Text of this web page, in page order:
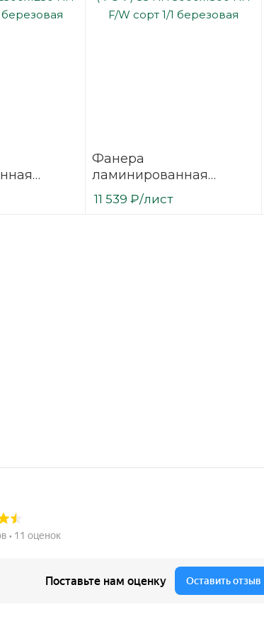
Фанера
ламинированная
(ФОФ) 35 мм 3000х1500
мм F/W сорт 1/1
11 539 ₽/лист